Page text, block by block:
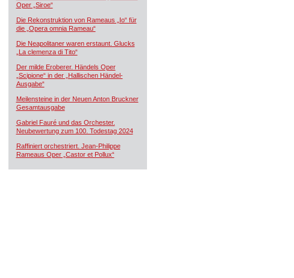
Oper „Siroe“
Die Rekonstruktion von Rameaus „Io“ für
die „Opera omnia Rameau“
Die Neapolitaner waren erstaunt. Glucks
„La clemenza di Tito“
Der milde Eroberer. Händels Oper
„Scipione“ in der „Hallischen Händel-
Ausgabe“
Meilensteine in der Neuen Anton Bruckner
Gesamtausgabe
Gabriel Fauré und das Orchester.
Neubewertung zum 100. Todestag 2024
Raffiniert orchestriert. Jean-Philippe
Rameaus Oper „Castor et Pollux“